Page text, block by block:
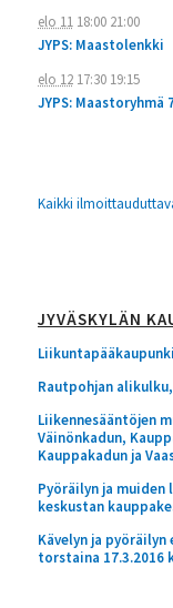
elo 1118:00 21:00
JYPS: Maastolenkki
elo 1217:30 19:15
JYPS: Maastoryhmä
Kaikki
JYVÄSKYLÄN
Rautpohjan
Liikennesääntöjen
Väinönkadun,
Kauppakadun ja
Pyöräilyn ja
keskustan
Kävelyn ja
torstaina 17.3.2016